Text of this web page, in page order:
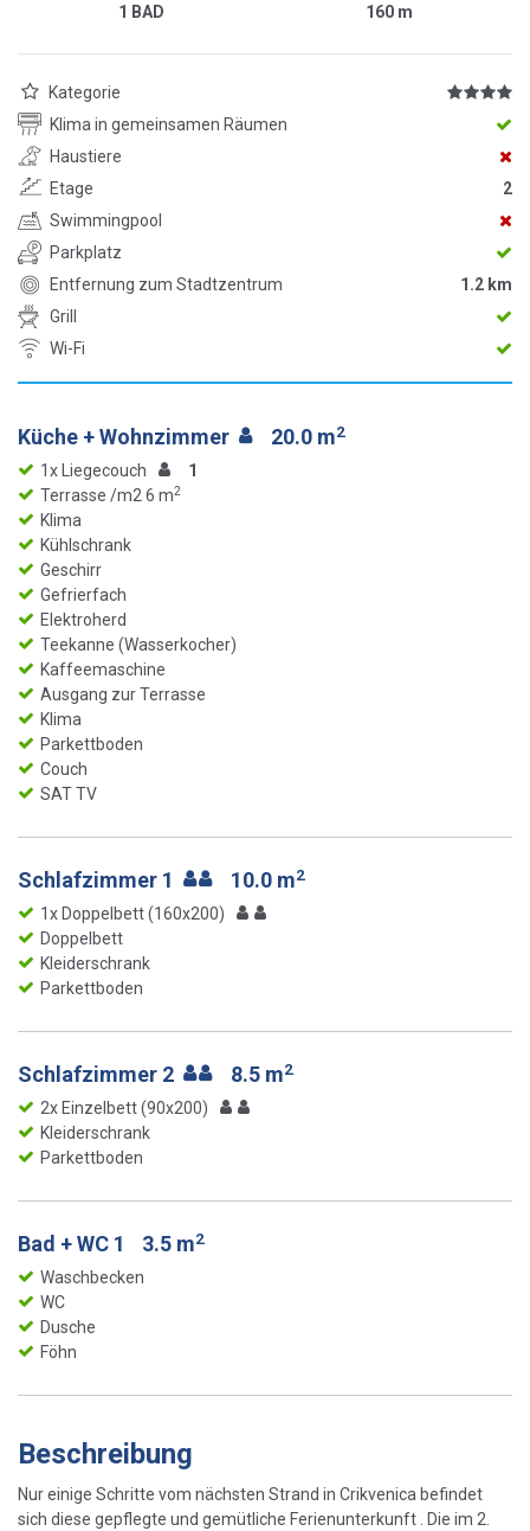
1 BAD 160 m
Kategorie
Klima in gemeinsamen Räumen
Haustiere
Etage
2
Swimmingpool
Parkplatz
Entfernung zum Stadtzentrum
1.2 km
Grill
Wi-Fi
Küche + Wohnzimmer 20.0 m2
1x Liegecouch
1
Terrasse /m2 6 m2
Klima
Kühlschrank
Geschirr
Gefrierfach
Elektroherd
Teekanne (Wasserkocher)
Kaffeemaschine
Ausgang zur Terrasse
Klima
Parkettboden
Couch
SAT TV
Schlafzimmer 1 10.0 m2
1x Doppelbett (160x200)
Doppelbett
Kleiderschrank
Parkettboden
Schlafzimmer 2 8.5 m2
2x Einzelbett (90x200)
Kleiderschrank
Parkettboden
Bad + WC 1 3.5 m2
Waschbecken
WC
Dusche
Föhn
Beschreibung
Nur einige Schritte vom nächsten Strand in Crikvenica befindet
sich diese gepflegte und gemütliche Ferienunterkunft . Die im 2.